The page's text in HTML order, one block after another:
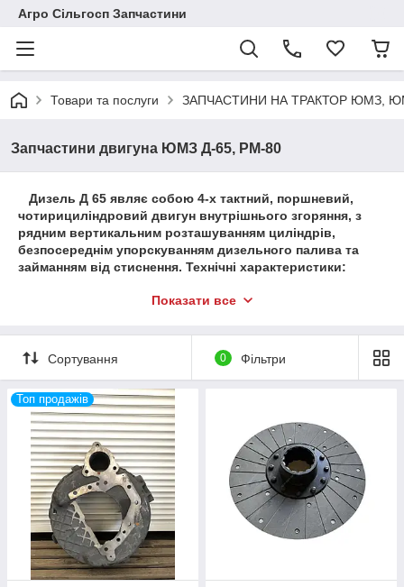
Агро Сільгосп Запчастини
Товари та послуги ЗАПЧАСТИНИ НА ТРАКТОР ЮМЗ,
Запчастини двигуна ЮМЗ Д-65, РМ-80
Дизель Д 65 являє собою 4-х тактний, поршневий,
чотирициліндровий двигун внутрішнього згоряння, з
рядним вертикальним розташуванням циліндрів,
безпосереднім упорскуванням дизельного палива та
займанням від стиснення. Технічні характеристики:
Розташування агрегатів різних систем двигуна у
застосований пусковий двигун. У двигунів Д65-М та Д-50
цю функцію виконують електростартер. У всіх названих
двигунів агрегати мають певну схожість. Агрегати
системи живлення та пусковий пристрій двигунів Д-50
та Д-50Л розташовані з лівого боку двигуна. У двигунів
Д65-М та Д65-Н ці агрегати розташовані з правого боку.
Габаритні розміри, мм: - Довжина-1236; ширина-652;
висота-1292; маса – 500 кг
Показати все
Сортування 0 Фільтри
Топ продажів